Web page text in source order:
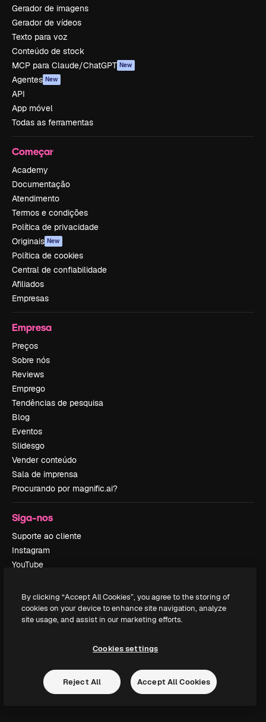
Gerador de imagens
Gerador de vídeos
Texto para voz
Conteúdo de stock
MCP para Claude/ChatGPT New
Agentes New
API
App móvel
Todas as ferramentas
Começar
Academy
Documentação
Atendimento
Termos e condições
Política de privacidade
Originais New
Política de cookies
Central de confiabilidade
Afiliados
Empresas
Empresa
Preços
Sobre nós
Reviews
Emprego
Tendências de pesquisa
Blog
Eventos
Slidesgo
Vender conteúdo
Sala de imprensa
Procurando por magnific.ai?
Siga-nos
Suporte ao cliente
Instagram
YouTube
TikTok
Discord
Copyright © 2010-2026 Freepik Company S.L.U. Todos os direitos
reservados
By clicking “Accept All Cookies”, you agree to the storing of
cookies on your device to enhance site navigation, analyze
site usage, and assist in our marketing efforts.
Cookies settings
Reject All Accept All Cookies